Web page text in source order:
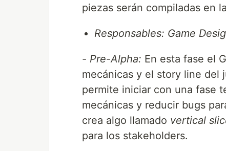
piezas serán compiladas en
Responsables: Game
- Pre-Alpha: En esta fase el
mecánicas y el story line del
permite iniciar con una fase
mecánicas y reducir bugs
crea algo llamado vertical
para los stakeholders.